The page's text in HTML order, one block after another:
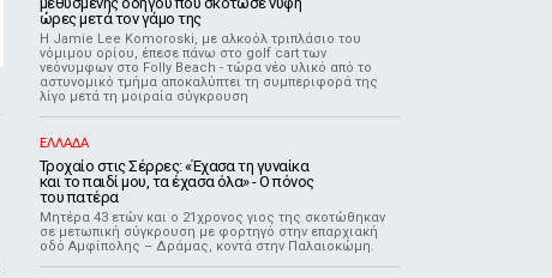
ώρες μετά τον γάμο της
Η Jamie Lee Komoroski, με αλκοόλ τριπλάσιο του
νόμιμου ορίου, έπεσε πάνω στο golf cart των
νεόνυμφων στο Folly Beach - τώρα νέο υλικό από το
αστυνομικό τμήμα αποκαλύπτει τη συμπεριφορά της
λίγο μετά τη μοιραία σύγκρουση
ΕΛΛΑΔΑ
Τροχαίο στις Σέρρες: «Έχασα τη γυναίκα
και το παιδί μου, τα έχασα όλα» - Ο πόνος
του πατέρα
Μητέρα 43 ετών και ο 21χρονος γιος της σκοτώθηκαν
σε μετωπική σύγκρουση με φορτηγό στην επαρχιακή
οδό Αμφίπολης – Δράμας, κοντά στην Παλαιοκώμη.